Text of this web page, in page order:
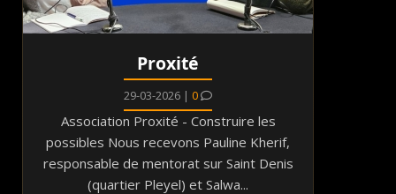
Proxité
29-03-2026 | 0
Association Proxité - Construire les
possibles Nous recevons Pauline Kherif,
responsable de mentorat sur Saint Denis
(quartier Pleyel) et Salwa...